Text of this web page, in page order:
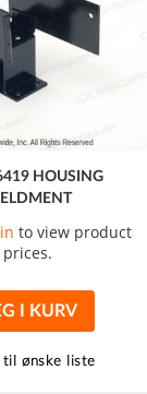
HOUSING
to view product
prices.
I KURV
ønske liste